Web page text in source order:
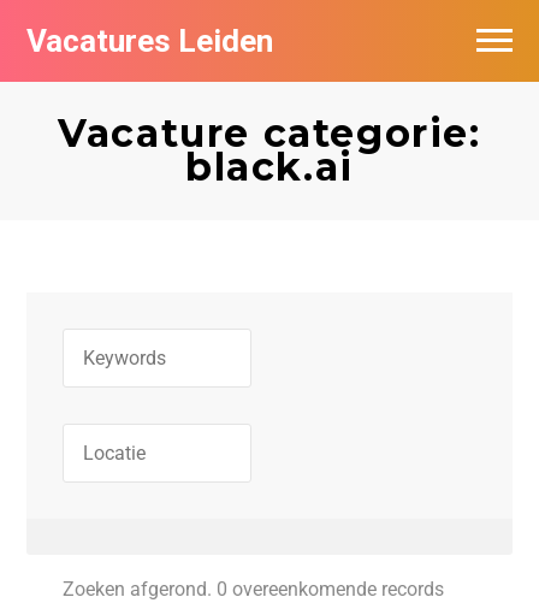
Vacatures Leiden
Vacature categorie:
black.ai
Zoeken afgerond. 0 overeenkomende records
Vacatures per bedrijf
De populairste vacatures in Leiden